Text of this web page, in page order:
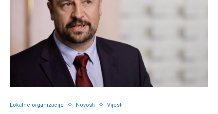
Lokalne organizacije Novosti Vijesti